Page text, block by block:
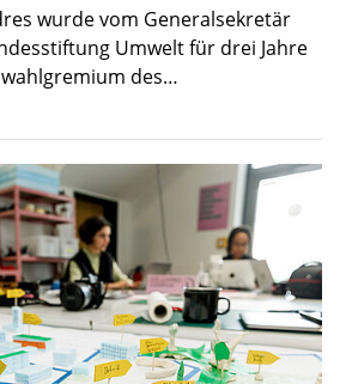
wurde vom Generalsekretär
Umwelt für drei Jahre
des…